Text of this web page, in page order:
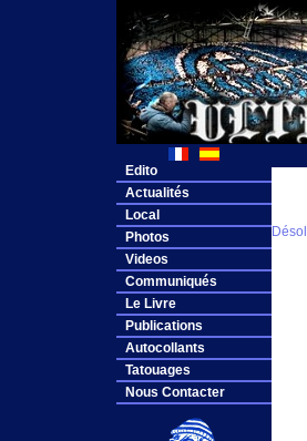
Edito
Actualités
Local
Photos
Videos
Communiqués
Le Livre
Publications
Autocollants
Tatouages
Nous Contacter